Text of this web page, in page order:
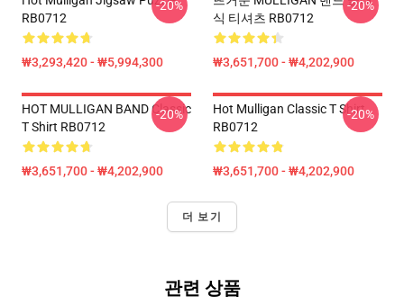
RB0712
₩3,293,420 - ₩5,994,300
-20%
식 티셔츠 RB0712
₩3,651,700 - ₩4,202,900
-20%
HOT MULLIGAN BAND Classic
T Shirt RB0712
₩3,651,700 - ₩4,202,900
-20%
Hot Mulligan Classic T Shirt
RB0712
₩3,651,700 - ₩4,202,900
-20%
더 보기
관련 상품